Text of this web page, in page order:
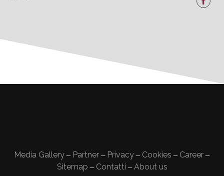
Media Gallery — Partner — Privacy — Cookies — Career —
Sitemap — Contatti — About us